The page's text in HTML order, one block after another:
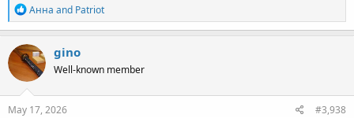
R
e
a
c
t
i
o
n
s
Анна and Patriot
gino
Well-known member
May 17, 2026 #3,938